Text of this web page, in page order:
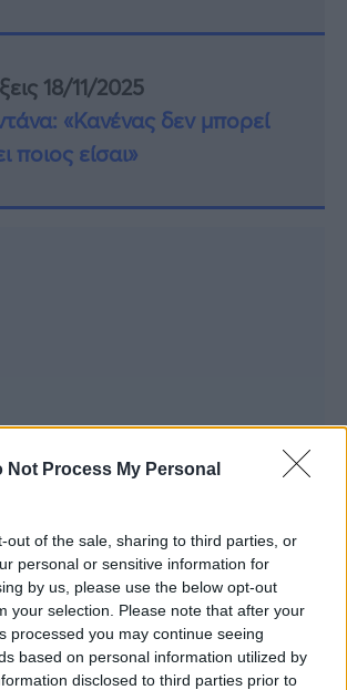
Not Process My Personal
out of the sale, sharing to third parties, or
personal or sensitive information for
by us, please use the below opt-out
your selection. Please note that after your
processed you may continue seeing
based on personal information utilized by
disclosed to third parties prior to
18/11/2025
«Κανένας δεν μπορεί
ποιος είσαι»